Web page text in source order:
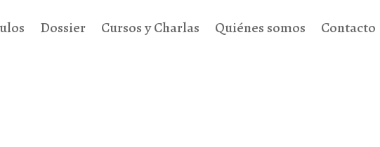
Dossier Cursos y Charlas Quiénes somos Contacto